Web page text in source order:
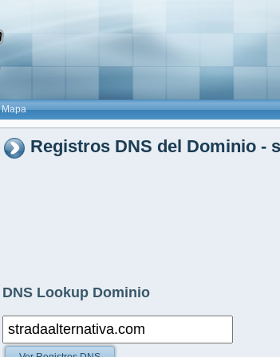
Mapa
Registros DNS del Dominio -
DNS Lookup Dominio